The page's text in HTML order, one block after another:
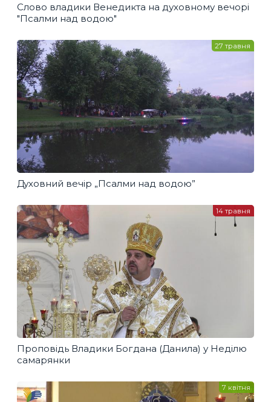
Слово владики Венедикта на духовному вечорі
"Псалми над водою"
Духовний вечір „Псалми над водою”
27 травня
Проповідь Владики Богдана (Данила) у Неділю
самарянки
14 травня
7 квітня